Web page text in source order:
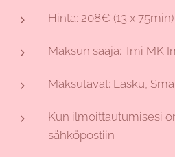
Hinta: 208€ (13 x 75min)
Maksun saaja: Tmi MK
Maksutavat: Lasku,
Kun ilmoittautumisesi
sähköpostiin